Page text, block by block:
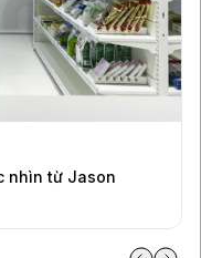
nhìn từ Jason